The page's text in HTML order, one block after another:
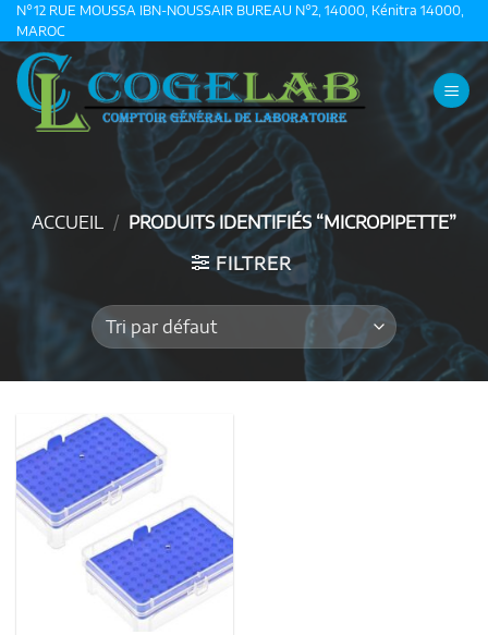
Passer
au
contenu
N°12 RUE MOUSSA IBN-NOUSSAIR BUREAU N°2, 14000, Kénitra 14000,
MAROC
ACCUEIL / PRODUITS IDENTIFIÉS “MICROPIPETTE”
FILTRER